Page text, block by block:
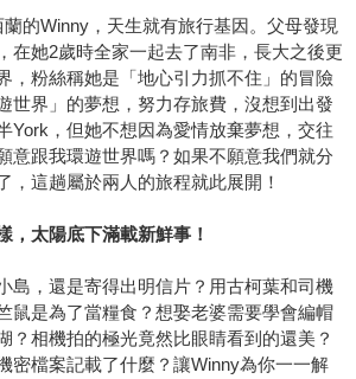
的Winny，天生就有旅行基因。父母發現
在她2歲時全家一起去了南非，長大之後更
，粉絲稱她是「地心引力抓不住」的冒險
世界」的夢想，努力存旅費，沒想到出發
York，但她不想因為愛情放棄夢想，交往
意跟我環遊世界嗎？如果不願意我們就分
，這趟屬於兩人的旅程就此展開！
，太陽底下滿載新鮮事！
島，還是寄得出明信片？用古柯葉和司機
鼠是為了當糧食？想娶老婆需要學會編帽
？相機拍的極光竟然比眼睛看到的還美？
密檔案記載了什麼？讓Winny為你一一解